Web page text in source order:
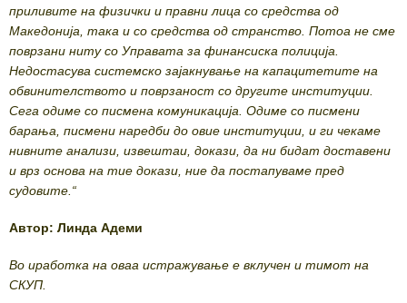
приливите на физички и правни лица со средства од
Македонија, така и со средства од странство. Потоа не сме
поврзани ниту со Управата за финансиска полиција.
Недостасува системско зајакнување на капацитетите на
обвинителството и поврзаност со другите институции.
Сега одиме со писмена комуникација. Одиме со писмени
барања, писмени наредби до овие институции, и ги чекаме
нивните анализи, извештаи, докази, да ни бидат доставени
и врз основа на тие докази, ние да постапуваме пред
судовите.“
Автор: Линда Адеми
Во иработка на оваа истражување е вклучен и тимот на
СКУП.